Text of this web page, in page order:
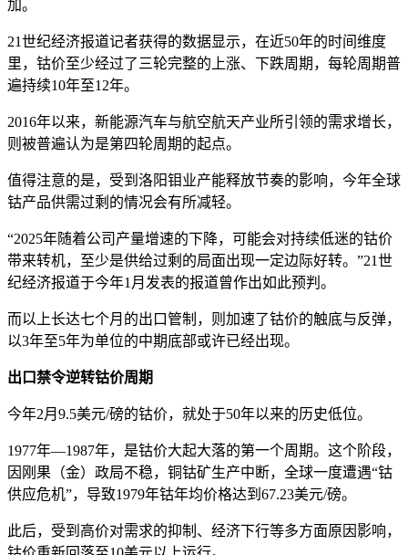
加。
21世纪经济报道记者获得的数据显示，在近50年的时间维度
里，钴价至少经过了三轮完整的上涨、下跌周期，每轮周期普
遍持续10年至12年。
2016年以来，新能源汽车与航空航天产业所引领的需求增长，
则被普遍认为是第四轮周期的起点。
值得注意的是，受到洛阳钼业产能释放节奏的影响，今年全球
钴产品供需过剩的情况会有所减轻。
“2025年随着公司产量增速的下降，可能会对持续低迷的钴价
带来转机，至少是供给过剩的局面出现一定边际好转。”21世
纪经济报道于今年1月发表的报道曾作出如此预判。
而以上长达七个月的出口管制，则加速了钴价的触底与反弹，
以3年至5年为单位的中期底部或许已经出现。
出口禁令逆转钴价周期
今年2月9.5美元/磅的钴价，就处于50年以来的历史低位。
1977年—1987年，是钴价大起大落的第一个周期。这个阶段，
因刚果（金）政局不稳，铜钴矿生产中断，全球一度遭遇“钴
供应危机”，导致1979年钴年均价格达到67.23美元/磅。
此后，受到高价对需求的抑制、经济下行等多方面原因影响，